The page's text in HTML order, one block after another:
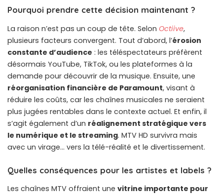
Pourquoi prendre cette décision maintenant ?
La raison n’est pas un coup de tête. Selon Octiive,
plusieurs facteurs convergent. Tout d’abord, l’érosion
constante d’audience : les téléspectateurs préfèrent
désormais YouTube, TikTok, ou les plateformes à la
demande pour découvrir de la musique. Ensuite, une
réorganisation financière de Paramount, visant à
réduire les coûts, car les chaînes musicales ne seraient
plus jugées rentables dans le contexte actuel. Et enfin, il
s’agit également d’un réalignement stratégique vers
le numérique et le streaming. MTV HD survivra mais
avec un virage… vers la télé-réalité et le divertissement.
Quelles conséquences pour les artistes et labels ?
Les chaînes MTV offraient une vitrine importante pour